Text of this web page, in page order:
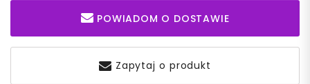
POWIADOM O DOSTAWIE
Zapytaj o produkt